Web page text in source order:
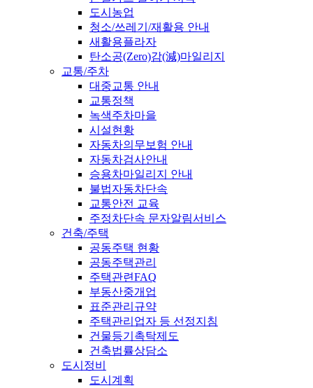
도시농업
청소/쓰레기/재활용 안내
새활용플라자
탄소공(Zero)감(減)마일리지
교통/주차
대중교통 안내
교통정책
녹색주차마을
시설현황
자동차의무보험 안내
자동차검사안내
승용차마일리지 안내
불법자동차단속
교통안전 교육
주정차단속 문자알림서비스
건축/주택
공동주택 현황
공동주택관리
주택관련FAQ
부동산중개업
표준관리규약
주택관리업자 등 선정지침
건물등기촉탁제도
건축법률상담소
도시정비
도시계획